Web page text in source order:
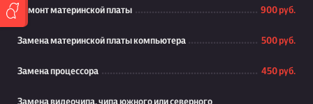
Ремонт материнской платы 900 руб.
Замена материнской платы компьютера 500 руб.
Замена процессора 450 руб.
Замена видеочипа, чипа южного или северного